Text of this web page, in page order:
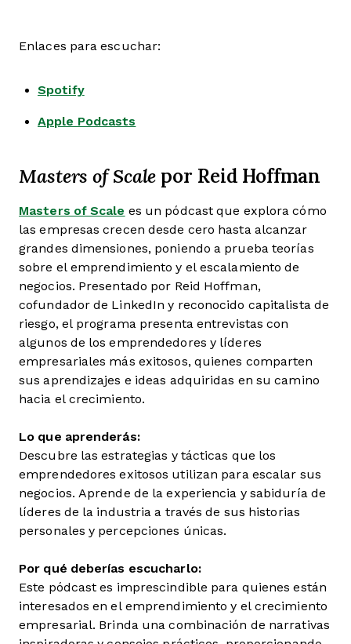
Enlaces para escuchar:
Spotify
Apple Podcasts
Masters of Scale por Reid Hoffman
Masters of Scale es un pódcast que explora cómo
las empresas crecen desde cero hasta alcanzar
grandes dimensiones, poniendo a prueba teorías
sobre el emprendimiento y el escalamiento de
negocios. Presentado por Reid Hoffman,
cofundador de LinkedIn y reconocido capitalista de
riesgo, el programa presenta entrevistas con
algunos de los emprendedores y líderes
empresariales más exitosos, quienes comparten
sus aprendizajes e ideas adquiridas en su camino
hacia el crecimiento.
Lo que aprenderás:
Descubre las estrategias y tácticas que los
emprendedores exitosos utilizan para escalar sus
negocios. Aprende de la experiencia y sabiduría de
líderes de la industria a través de sus historias
personales y percepciones únicas.
Por qué deberías escucharlo:
Este pódcast es imprescindible para quienes están
interesados en el emprendimiento y el crecimiento
empresarial. Brinda una combinación de narrativas